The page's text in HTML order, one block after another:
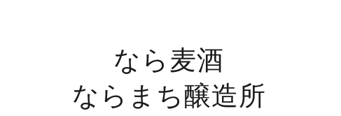
なら麦酒
ならまち醸造所